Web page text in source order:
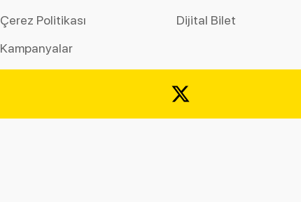
Çerez Politikası
Kampanyalar
Dijital Bilet